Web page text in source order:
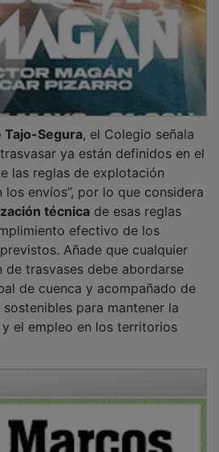
ya están definidos en el
las reglas de explotación
envíos”, por lo que considera
técnicade esas reglas
efectivo de los
Añade que cualquier
de trasvases debe abordarse
de cuenca y acompañado de
para mantener la
el empleo en los territorios